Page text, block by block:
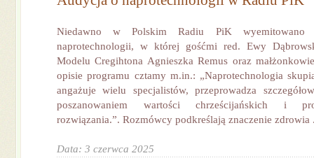
Niedawno w Polskim Radiu PiK wyemitowano
naprotechnologii, w której gośćmi red. Ewy
Modelu Cregihtona Agnieszka Remus oraz
opisie programu cztamy m.in.: „Naprotechnologia
angażuje wielu specjalistów, przeprowadza
poszanowaniem wartości chrześcijańskich i
rozwiązania.”. Rozmówcy podkreślają znaczenie zdrowia
Data: 3 czerwca 2025